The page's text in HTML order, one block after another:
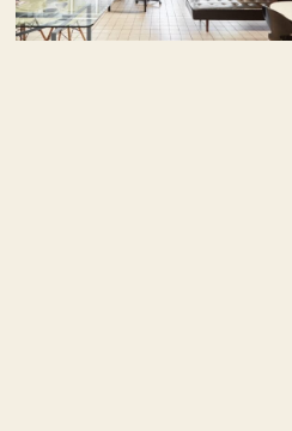
A HouseHagastaden